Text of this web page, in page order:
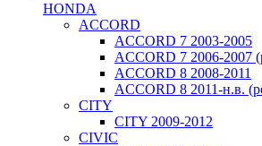
HONDA
ACCORD
ACCORD 7 2003-2005
ACCORD 7 2006-2007
ACCORD 8 2008-2011
ACCORD 8 2011-н.в.
CITY
CITY 2009-2012
CIVIC